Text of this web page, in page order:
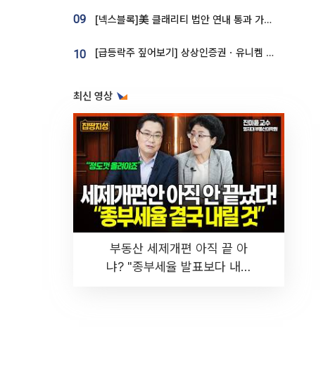
09 [넥스블록]美 클래리티 법안 연내 통과 가능성 13%…상원 문턱서 제동
10 [급등락주 짚어보기] 상상인증권ㆍ유니켐 2연속, 본느 6연속 ‘상한가’⋯M&A 훈풍 분 증시
최신 영상
부동산 세제개편 아직 끝 아
냐? "종부세율 발표보다 내릴